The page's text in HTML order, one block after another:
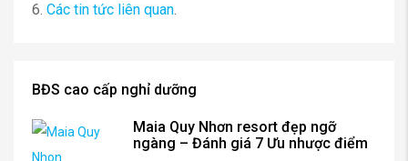
6. Các tin tức liên quan.
BĐS cao cấp nghỉ dưỡng
Maia Quy Nhơn resort đẹp ngỡ
ngàng – Đánh giá 7 Ưu nhược điểm